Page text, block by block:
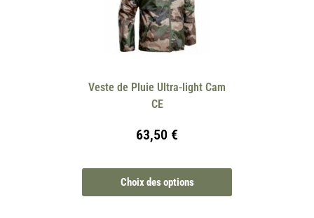
Veste de Pluie Ultra-light Cam
CE
63,50 €
Choix des options